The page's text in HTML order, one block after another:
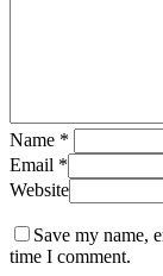
Name *
Email *
Website
Save my name,
time I comment.